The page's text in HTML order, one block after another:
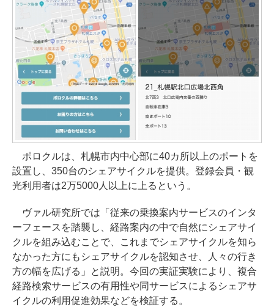
ポロクルは、札幌市内中心部に40カ所以上のポートを
設置し、350台のシェアサイクルを提供。登録会員・観
光利用者は2万5000人以上に上るという。
ヴァル研究所では「従来の乗換案内サービスのインタ
ーフェースを踏襲し、経路案内の中で自然にシェアサイ
クルを組み込むことで、これまでシェアサイクルを知ら
なかった方にもシェアサイクルを認知させ、人々の行き
方の幅を広げる」と説明。今回の実証実験により、複合
経路検索サービスの有用性や同サービスによるシェアサ
イクルの利用促進効果などを検証する。